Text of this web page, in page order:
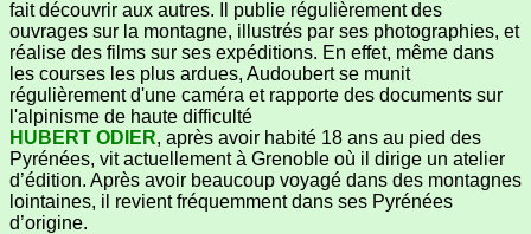
fait découvrir aux autres. Il publie régulièrement des
ouvrages sur la montagne, illustrés par ses photographies, et
réalise des films sur ses expéditions. En effet, même dans
les courses les plus ardues, Audoubert se munit
régulièrement d'une caméra et rapporte des documents sur
l'alpinisme de haute difficulté
HUBERT ODIER, après avoir habité 18 ans au pied des
Pyrénées, vit actuellement à Grenoble où il dirige un atelier
d’édition. Après avoir beaucoup voyagé dans des montagnes
lointaines, il revient fréquemment dans ses Pyrénées
d’origine.